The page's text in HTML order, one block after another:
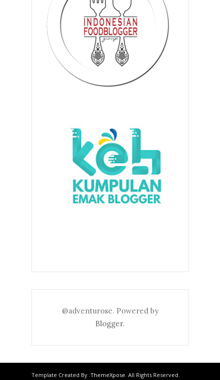
@adventurose. Powered by
Blogger.
Template Created By :ThemeXpose . All Rights Reserved.